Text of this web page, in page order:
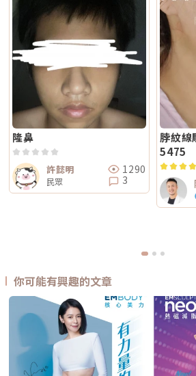
隆鼻
許懿明
民眾
1290
3
脖紋線
5475
你可能有興趣的文章